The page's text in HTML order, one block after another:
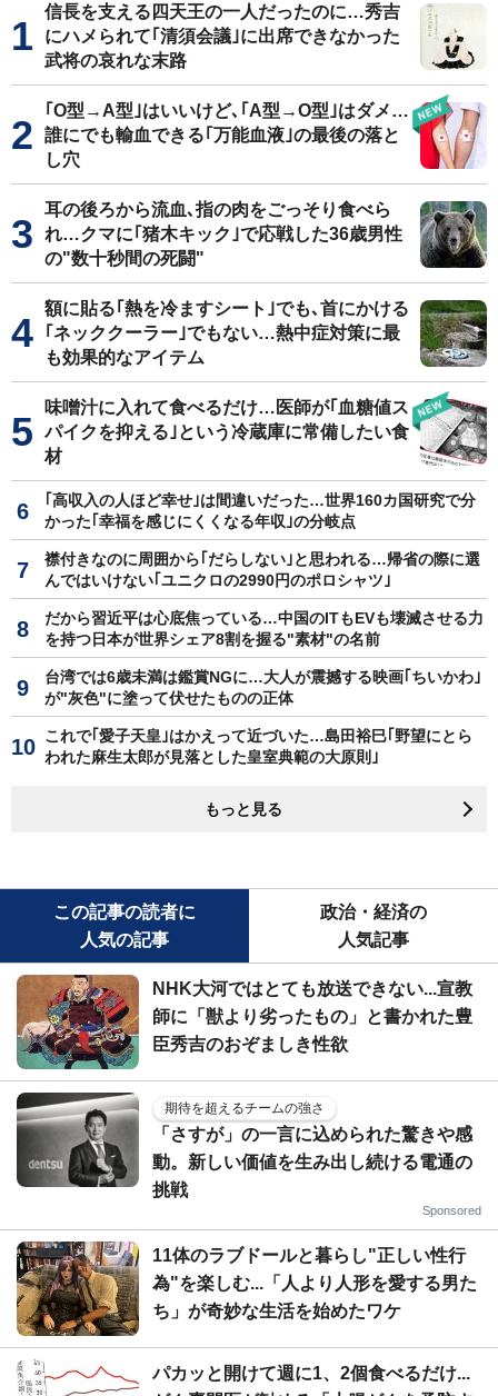
信長を支える四天王の一人だったのに…秀吉
にハメられて｢清須会議｣に出席できなかった
武将の哀れな末路
｢O型→A型｣はいいけど､｢A型→O型｣はダメ…
誰にでも輸血できる｢万能血液｣の最後の落と
し穴
耳の後ろから流血､指の肉をごっそり食べら
れ…クマに｢猪木キック｣で応戦した36歳男性
の"数十秒間の死闘"
額に貼る｢熱を冷ますシート｣でも､首にかける
｢ネッククーラー｣でもない…熱中症対策に最
も効果的なアイテム
味噌汁に入れて食べるだけ…医師が｢血糖値ス
パイクを抑える｣という冷蔵庫に常備したい食
材
｢高収入の人ほど幸せ｣は間違いだった…世界160カ国研究で分
かった｢幸福を感じにくくなる年収｣の分岐点
襟付きなのに周囲から｢だらしない｣と思われる…帰省の際に選
んではいけない｢ユニクロの2990円のポロシャツ｣
だから習近平は心底焦っている…中国のITもEVも壊滅させる力
を持つ日本が世界シェア8割を握る"素材"の名前
台湾では6歳未満は鑑賞NGに…大人が震撼する映画｢ちいかわ｣
が"灰色"に塗って伏せたものの正体
これで｢愛子天皇｣はかえって近づいた…島田裕巳｢野望にとら
われた麻生太郎が見落とした皇室典範の大原則｣
もっと見る
この記事の読者に
人気の記事
政治・経済の
人気記事
NHK大河ではとても放送できない...宣教
師に「獣より劣ったもの」と書かれた豊
臣秀吉のおぞましき性欲
期待を超えるチームの強さ
「さすが」の一言に込められた驚きや感
動。新しい価値を生み出し続ける電通の
挑戦
Sponsored
11体のラブドールと暮らし"正しい性行
為"を楽しむ...「人より人形を愛する男た
ち」が奇妙な生活を始めたワケ
パカッと開けて週に1、2個食べるだけ...